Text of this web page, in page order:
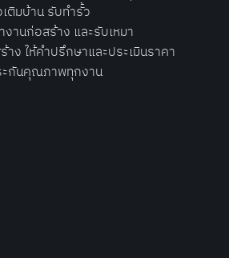
ติมบ้าน รับทำรั้ว
งานก่อสร้าง และรับเหมา
าง ให้คำปรึกษาและประเมินราคา
กันคุณภาพทุกงาน